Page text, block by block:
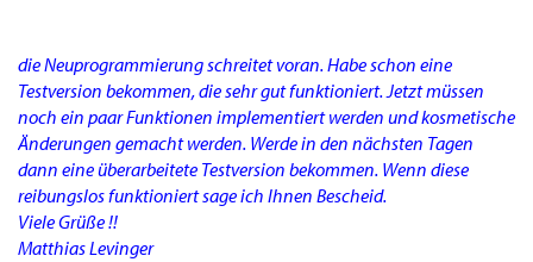
die Neuprogrammierung schreitet voran. Habe schon eine
Testversion bekommen, die sehr gut funktioniert. Jetzt müssen
noch ein paar Funktionen implementiert werden und kosmetische
Änderungen gemacht werden. Werde in den nächsten Tagen
dann eine überarbeitete Testversion bekommen. Wenn diese
reibungslos funktioniert sage ich Ihnen Bescheid.
Viele Grüße !!
Matthias Levinger